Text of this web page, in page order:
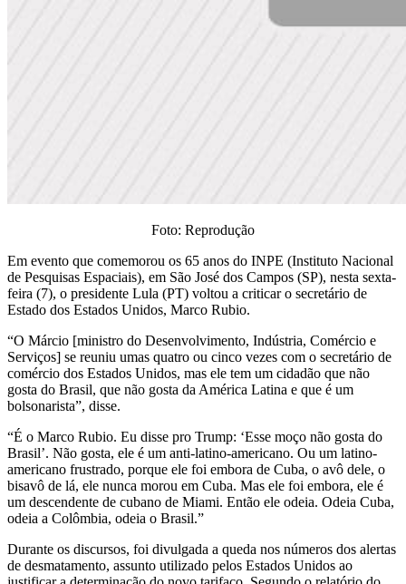
Foto: Reprodução
Em evento que comemorou os 65 anos do INPE (Instituto Nacional
de Pesquisas Espaciais), em São José dos Campos (SP), nesta sexta-
feira (7), o presidente Lula (PT) voltou a criticar o secretário de
Estado dos Estados Unidos, Marco Rubio.
“O Márcio [ministro do Desenvolvimento, Indústria, Comércio e
Serviços] se reuniu umas quatro ou cinco vezes com o secretário de
comércio dos Estados Unidos, mas ele tem um cidadão que não
gosta do Brasil, que não gosta da América Latina e que é um
bolsonarista”, disse.
“É o Marco Rubio. Eu disse pro Trump: ‘Esse moço não gosta do
Brasil’. Não gosta, ele é um anti-latino-americano. Ou um latino-
americano frustrado, porque ele foi embora de Cuba, o avô dele, o
bisavô de lá, ele nunca morou em Cuba. Mas ele foi embora, ele é
um descendente de cubano de Miami. Então ele odeia. Odeia Cuba,
odeia a Colômbia, odeia o Brasil.”
Durante os discursos, foi divulgada a queda nos números dos alertas
de desmatamento, assunto utilizado pelos Estados Unidos ao